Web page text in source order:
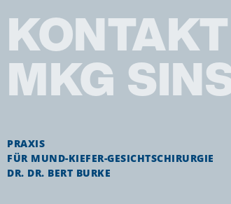
KONTAKT
MKG
PRAXIS
FÜR MUND-KIEFER-GESICHTSCHIRURGIE
DR. DR. BERT BURKE